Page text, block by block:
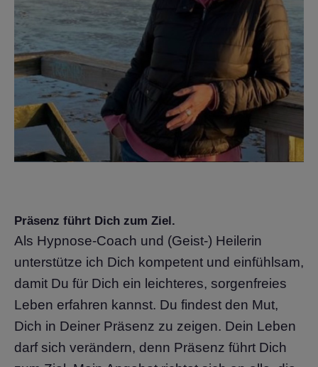
Präsenz führt Dich zum Ziel.
Als Hypnose-Coach und (Geist-) Heilerin
unterstütze ich Dich kompetent und einfühlsam,
damit Du für Dich ein leichteres, sorgenfreies
Leben erfahren kannst. Du findest den Mut,
Dich in Deiner Präsenz zu zeigen. Dein Leben
darf sich verändern, denn Präsenz führt Dich